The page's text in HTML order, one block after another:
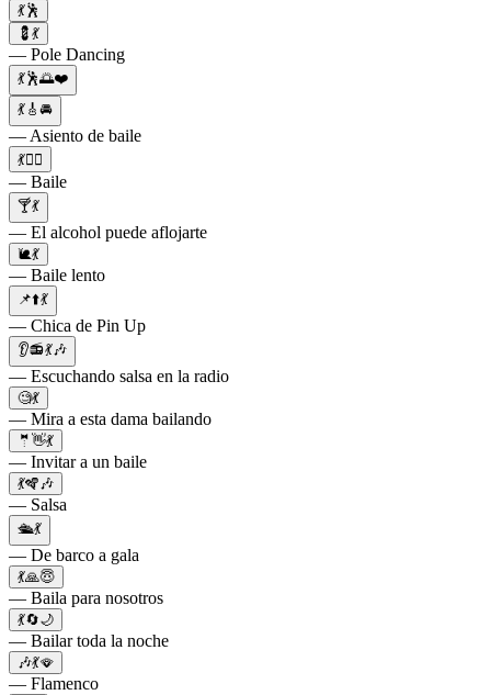
💃🕺
💈💃
— Pole Dancing
💃🕺🌅❤️
💃🎸🚘
— Asiento de baile
💃👯‍♂️
— Baile
🍸💃
— El alcohol puede aflojarte
🐌💃
— Baile lento
📌⬆️💃
— Chica de Pin Up
👂📻💃🎶
— Escuchando salsa en la radio
🧐💃
— Mira a esta dama bailando
🤵👋💃
— Invitar a un baile
💃🪇🎶
— Salsa
🛳️💃
— De barco a gala
💃🙏😇
— Baila para nosotros
💃🔄🌙
— Bailar toda la noche
🎶💃🪭
— Flamenco